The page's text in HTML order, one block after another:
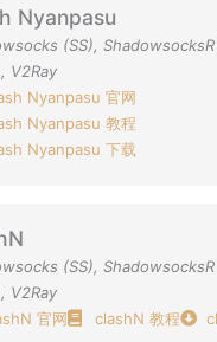
Nyanpasu
(SS), ShadowsocksR
, V2Ray
Nyanpasu 官网
Nyanpasu 教程
Nyanpasu 下载
(SS), ShadowsocksR
, V2Ray
官网
clashN 教程